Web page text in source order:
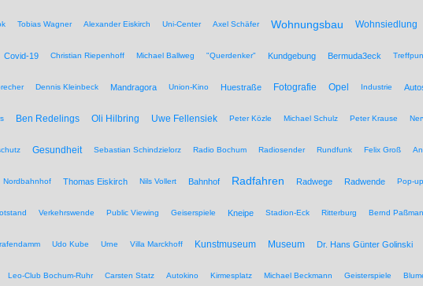
Tobias Wagner Alexander Eiskirch Uni-Center Axel Schäfer Wohnungsbau Wohnsiedlung
Covid-19 Christian Riepenhoff Michael Ballweg "Querdenker" Kundgebung Bermuda3eck
Dennis Kleinbeck Mandragora Union-Kino Huestraße Fotografie Opel Industrie
Ben Redelings Oli Hilbring Uwe Fellensiek Peter Közle Michael Schulz Peter Krause
Gesundheit Sebastian Schindzielorz Radio Bochum Radiosender Rundfunk Felix Groß
Nordbahnhof Thomas Eiskirch Nils Vollert Bahnhof Radfahren Radwege Radwende Pop-
Verkehrswende Public Viewing Geiserspiele Kneipe Stadion-Eck Ritterburg Bernd
Udo Kube Urne Villa Marckhoff Kunstmuseum Museum Dr. Hans Günter Golinski
Leo-Club Bochum-Ruhr Carsten Statz Autokino Kirmesplatz Michael Beckmann Geisterspiele